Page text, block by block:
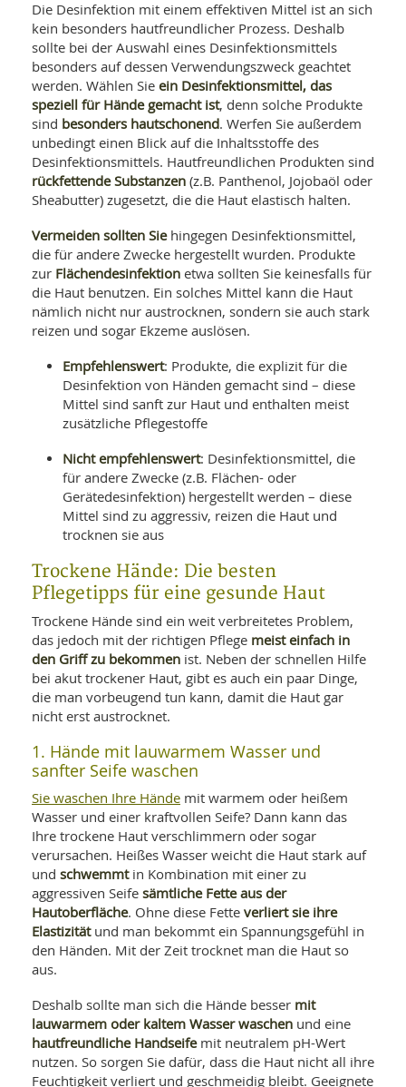
Die Desinfektion mit einem effektiven Mittel ist an sich
kein besonders hautfreundlicher Prozess. Deshalb
sollte bei der Auswahl eines Desinfektionsmittels
besonders auf dessen Verwendungszweck geachtet
werden. Wählen Sie ein Desinfektionsmittel, das
speziell für Hände gemacht ist, denn solche Produkte
sind besonders hautschonend. Werfen Sie außerdem
unbedingt einen Blick auf die Inhaltsstoffe des
Desinfektionsmittels. Hautfreundlichen Produkten sind
rückfettende Substanzen (z.B. Panthenol, Jojobaöl oder
Sheabutter) zugesetzt, die die Haut elastisch halten.
Vermeiden sollten Siehingegen Desinfektionsmittel,
die für andere Zwecke hergestellt wurden. Produkte
zur Flächendesinfektion etwa sollten Sie keinesfalls für
die Haut benutzen. Ein solches Mittel kann die Haut
nämlich nicht nur austrocknen, sondern sie auch stark
reizen und sogar Ekzeme auslösen.
Empfehlenswert: Produkte, die explizit für die
Desinfektion von Händen gemacht sind – diese
Mittel sind sanft zur Haut und enthalten meist
zusätzliche Pflegestoffe
Nicht empfehlenswert: Desinfektionsmittel, die
für andere Zwecke (z.B. Flächen- oder
Gerätedesinfektion) hergestellt werden – diese
Mittel sind zu aggressiv, reizen die Haut und
trocknen sie aus
Trockene Hände: Die besten
Pflegetipps für eine gesunde Haut
Trockene Hände sind ein weit verbreitetes Problem,
das jedoch mit der richtigen Pflege meist einfach in
den Griff zu bekommen ist. Neben der schnellen Hilfe
bei akut trockener Haut, gibt es auch ein paar Dinge,
die man vorbeugend tun kann, damit die Haut gar
nicht erst austrocknet.
1. Hände mit lauwarmem Wasser und
sanfter Seife waschen
Sie waschen Ihre Hände mit warmem oder heißem
Wasser und einer kraftvollen Seife? Dann kann das
Ihre trockene Haut verschlimmern oder sogar
verursachen. Heißes Wasser weicht die Haut stark auf
und schwemmtin Kombination mit einer zu
aggressiven Seife sämtliche Fette aus der
Hautoberfläche. Ohne diese Fette verliert sie ihre
Elastizitätund man bekommt ein Spannungsgefühl in
den Händen. Mit der Zeit trocknet man die Haut so
aus.
Deshalb sollte man sich die Hände besser mit
lauwarmem oder kaltem Wasser waschen und eine
hautfreundliche Handseifemit neutralem pH-Wert
nutzen. So sorgen Sie dafür, dass die Haut nicht all ihre
Feuchtigkeit verliert und geschmeidig bleibt. Geeignete